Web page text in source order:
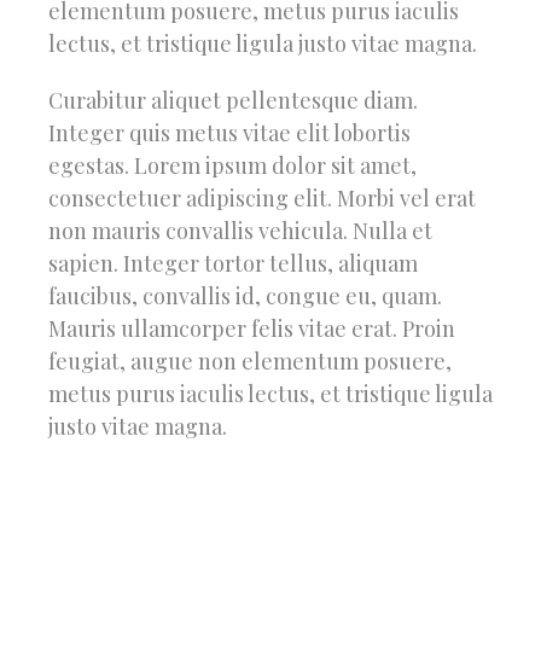
elementum posuere, metus purus iaculis
lectus, et tristique ligula justo vitae magna.
Curabitur aliquet pellentesque diam.
Integer quis metus vitae elit lobortis
egestas. Lorem ipsum dolor sit amet,
consectetuer adipiscing elit. Morbi vel erat
non mauris convallis vehicula. Nulla et
sapien. Integer tortor tellus, aliquam
faucibus, convallis id, congue eu, quam.
Mauris ullamcorper felis vitae erat. Proin
feugiat, augue non elementum posuere,
metus purus iaculis lectus, et tristique ligula
justo vitae magna.